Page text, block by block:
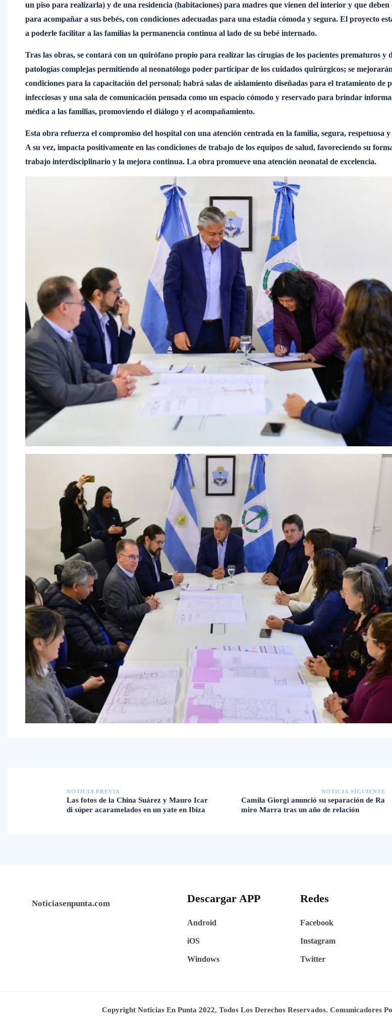
un piso para realizarla) y de una residencia (habitaciones) para madres que vienen del interior y que deben
para acompañar a sus bebés, con condiciones adecuadas para una estadía cómoda y segura. El proyecto
a poderle facilitar a las familias la permanencia continua al lado de su bebé internado.
Tras las obras, se contará con un quirófano propio para realizar las cirugías de los pacientes prematuros y
patologías complejas permitiendo al neonatólogo poder participar de los cuidados quirúrgicos; se
condiciones para la capacitación del personal; habrá salas de aislamiento diseñadas para el tratamiento de
infecciosas y una sala de comunicación pensada como un espacio cómodo y reservado para brindar
médica a las familias, promoviendo el diálogo y el acompañamiento.
Esta obra refuerza el compromiso del hospital con una atención centrada en la familia, segura, respetuosa
A su vez, impacta positivamente en las condiciones de trabajo de los equipos de salud, favoreciendo su
trabajo interdisciplinario y la mejora continua. La obra promueve una atención neonatal de excelencia.
NOTICIA PREVIA
Las fotos de la China Suárez y Mauro Icar
di súper acaramelados en un yate en Ibiza
NOTICIA SIGUIENTE
Camila Giorgi anunció su separación de Ra
miro Marra tras un año de relación
Noticiasenpunta.com Descargar APP
Android
iOS
Windows
Redes
Facebook
Instagram
Twitter
Copyright Noticias En Punta 2022, Todos Los Derechos Reservados. Comunicadores